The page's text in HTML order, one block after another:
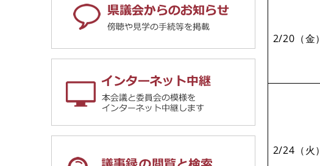
2/20（金）
2/24（火）